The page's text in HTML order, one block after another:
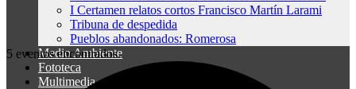
I Certamen relatos cortos Francisco Martín Larami
Tribuna de despedida
Pueblos abandonados: Romerosa
Medio Ambiente
Fototeca
Multimedia
5 eventos encontrados.